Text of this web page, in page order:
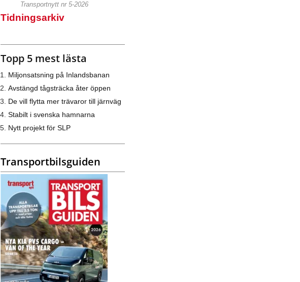
Transportnytt nr 5-2026
Tidningsarkiv
Topp 5 mest lästa
Miljonsatsning på Inlandsbanan
Avstängd tågsträcka åter öppen
De vill flytta mer trävaror till järnväg
Stabilt i svenska hamnarna
Nytt projekt för SLP
Transportbilsguiden